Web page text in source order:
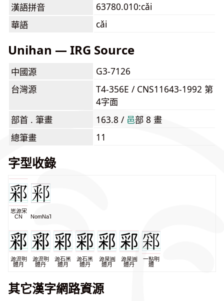
漢語拼音
63780.010:cǎi
華語
cǎi
Unihan — IRG Source
中國源
G3-7126
台灣源
T4-356E / CNS11643-1992 第
4字面
部首 . 筆畫
163.8 / ⾢部 8 畫
總筆畫
11
字型收錄
思源宋
CN
NomNaTong
源流明
體月
源流明
體丹
源石黑
體月
源石黑
體丹
源泉圓
體月
源泉圓
體丹
一點明
體
其它漢字網路資源